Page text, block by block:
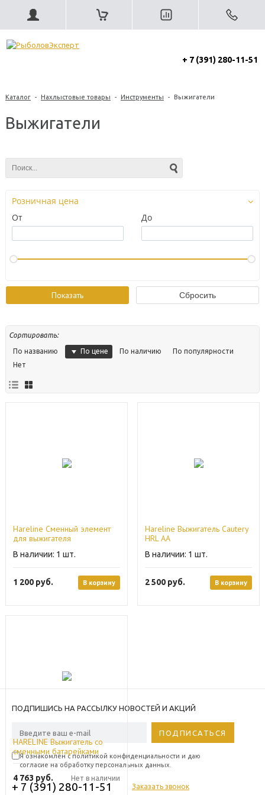
+ 7 (391) 280-11-51
Каталог - Нахлыстовые товары - Инструменты - Выжигатели
Выжигатели
Розничная цена
От
До
Сортировать:
По названию По цене По наличию
По популярности
Нет
Hareline Сменный элемент
для выжигателя
1
1 200 руб. В корзину
Hareline Выжигатель Cautery
HRL AA
1
2 500 руб. В корзину
HARELINE Выжигатель со
сменными батарейками
CHANGEABLE TIP AND
BATTERY CAUTERY
4 763 руб. Нет в наличии
ПОДПИШИСЬ НА РАССЫЛКУ НОВОСТЕЙ И АКЦИЙ
Я ознакомлен с политикой конфиденциальности и даю
согласие на обработку персональных данных.
+ 7 (391) 280-11-51 Заказать звонок